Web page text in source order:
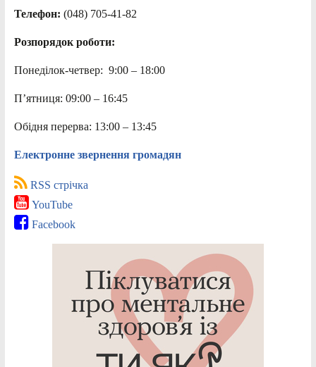
Телефон: (048) 705-41-82
Розпорядок роботи:
Понеділок-четвер: 9:00 – 18:00
П’ятниця: 09:00 – 16:45
Обідня перерва: 13:00 – 13:45
Електронне звернення громадян
RSS стрічка
YouTube
Facebook